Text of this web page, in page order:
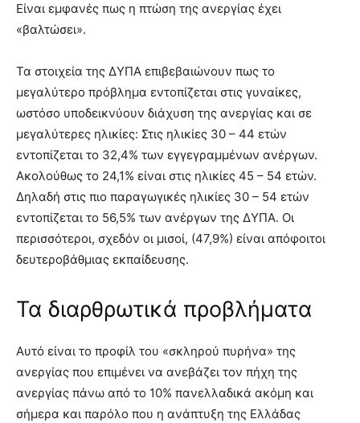
Είναι εμφανές πως η πτώση της ανεργίας έχει
«βαλτώσει».
Τα στοιχεία της ΔΥΠΑ επιβεβαιώνουν πως το
μεγαλύτερο πρόβλημα εντοπίζεται στις γυναίκες,
ωστόσο υποδεικνύουν διάχυση της ανεργίας και σε
μεγαλύτερες ηλικίες: Στις ηλικίες 30 – 44 ετών
εντοπίζεται το 32,4% των εγγεγραμμένων ανέργων.
Ακολούθως το 24,1% είναι στις ηλικίες 45 – 54 ετών.
Δηλαδή στις πιο παραγωγικές ηλικίες 30 – 54 ετών
εντοπίζεται το 56,5% των ανέργων της ΔΥΠΑ. Οι
περισσότεροι, σχεδόν οι μισοί, (47,9%) είναι απόφοιτοι
δευτεροβάθμιας εκπαίδευσης.
Τα διαρθρωτικά προβλήματα
Αυτό είναι το προφίλ του «σκληρού πυρήνα» της
ανεργίας που επιμένει να ανεβάζει τον πήχη της
ανεργίας πάνω από το 10% πανελλαδικά ακόμη και
σήμερα και παρόλο που η ανάπτυξη της Ελλάδας